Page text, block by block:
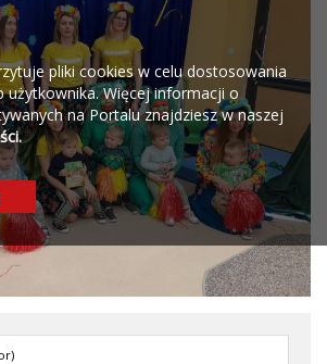
pliki cookies w celu dostosowania
użytkownika. Więcej informacji o
na Portalu znajdziesz w naszej